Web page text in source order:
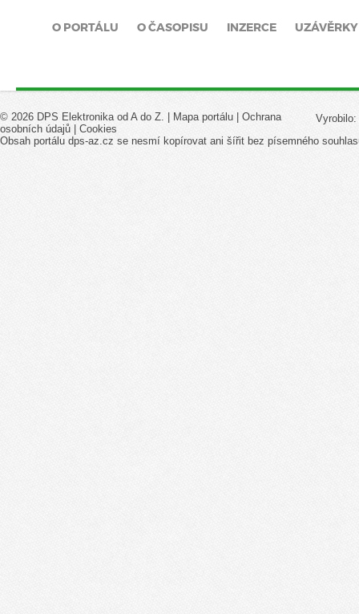
O PORTÁLU O ČASOPISU INZERCE UZÁVĚRKY
Vyrobilo:
© 2026 DPS Elektronika od A do Z. | Mapa portálu
Ochrana
osobních údajů
Cookies
Obsah portálu dps-az.cz se nesmí kopírovat ani šířit bez písemného